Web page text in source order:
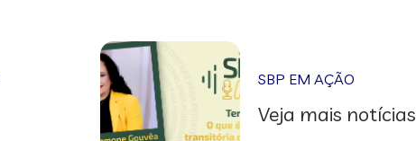
SBP EM AÇÃO
Veja mais notícias